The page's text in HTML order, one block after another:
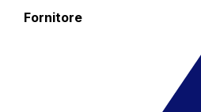
Fornitore